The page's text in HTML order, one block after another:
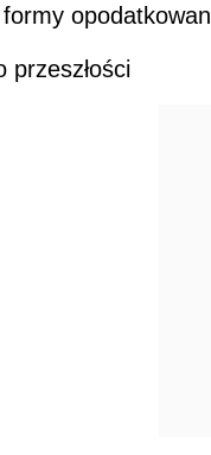
przeszłości